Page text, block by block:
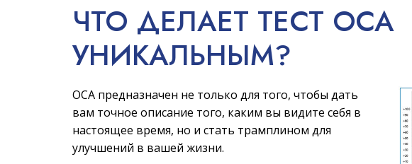
ЧТО ДЕЛАЕТ ТЕСТ ОСА
УНИКАЛЬНЫМ?
ОСА предназначен не только для того, чтобы дать
вам точное описание того, каким вы видите себя в
настоящее время, но и стать трамплином для
улучшений в вашей жизни.